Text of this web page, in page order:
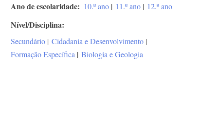
Ano de escolaridade 10.º ano | 11.º ano | 12.º ano
Nível/Disciplina
Secundário | Cidadania e Desenvolvimento |
Formação Específica | Biologia e Geologia